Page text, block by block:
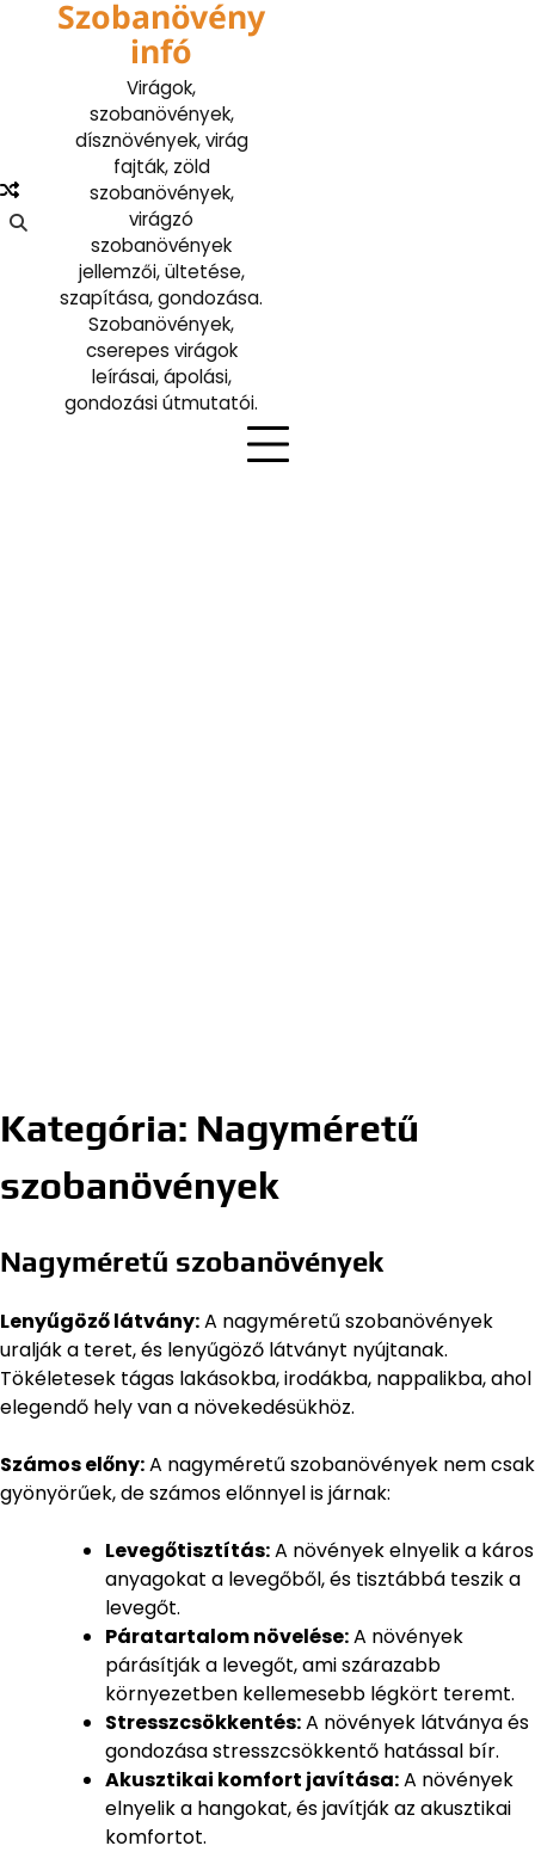
Szobanövény
infó
Virágok,
szobanövények,
dísznövények, virág
fajták, zöld
szobanövények,
virágzó
szobanövények
jellemzői, ültetése,
szapítása, gondozása.
Szobanövények,
cserepes virágok
leírásai, ápolási,
gondozási útmutatói.
Kategória: Nagyméretű
szobanövények
Nagyméretű szobanövények
Lenyűgöző látvány:A nagyméretű szobanövények
uralják a teret, és lenyűgöző látványt nyújtanak.
Tökéletesek tágas lakásokba, irodákba, nappalikba, ahol
elegendő hely van a növekedésükhöz.
Számos előny:A nagyméretű szobanövények nem csak
gyönyörűek, de számos előnnyel is járnak:
Levegőtisztítás:A növények elnyelik a káros
anyagokat a levegőből, és tisztábbá teszik a
levegőt.
Páratartalom növelése:A növények
párásítják a levegőt, ami szárazabb
környezetben kellemesebb légkört teremt.
Stresszcsökkentés:A növények látványa és
gondozása stresszcsökkentő hatással bír.
Akusztikai komfort javítása:A növények
elnyelik a hangokat, és javítják az akusztikai
komfortot.